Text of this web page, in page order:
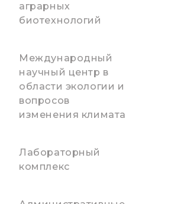
аграрных
биотехнологий
Международный
научный центр в
области экологии и
вопросов
изменения климата
Лабораторный
комплекс